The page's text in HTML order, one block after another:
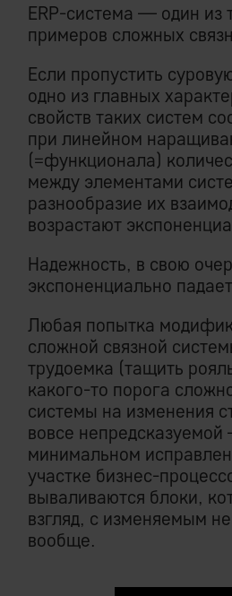
ERP-система — один из
примеров сложных
Если пропустить
одно из главных
свойств таких систем
при линейном
(=функционала)
между элементами
разнообразие их
возрастают
Надежность, в свою
экспоненциально
Любая попытка
сложной связной
трудоемка (тащить
какого-то порога
системы на изменения
вовсе
минимальном
участке бизнес-
вываливаются блоки,
взгляд, с изменяемым
вообще.